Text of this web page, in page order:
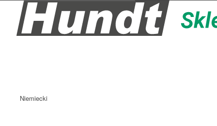
Niemiecki